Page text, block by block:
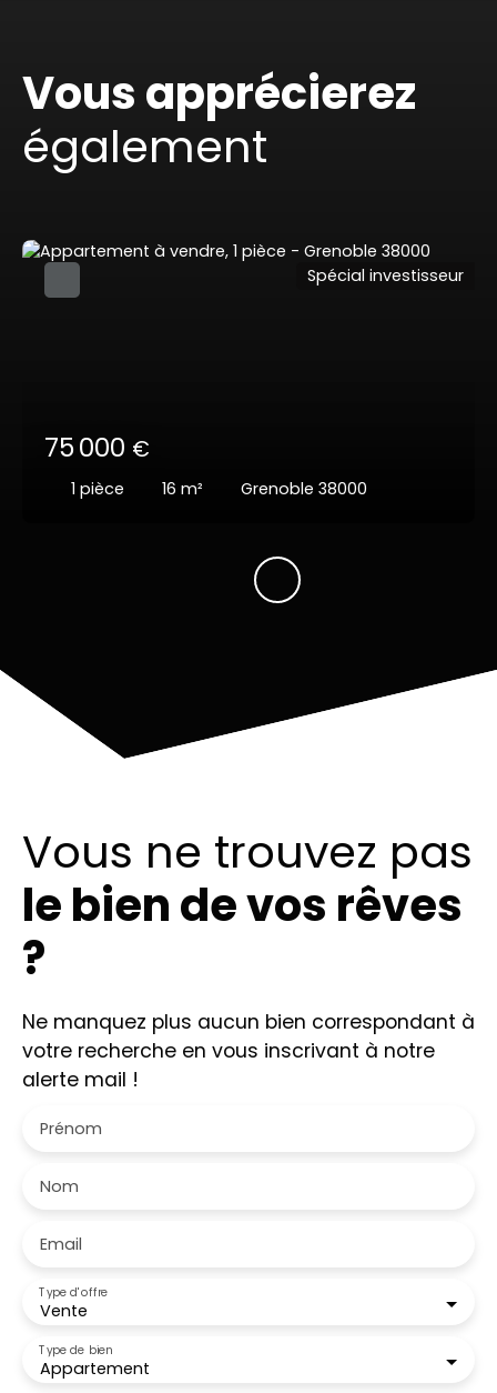
Vous apprécierez
également
75 000 €
1 pièce 16 m² Grenoble 38000
Spécial investisseur
Vous ne trouvez pas
le bien de vos rêves
?
Ne manquez plus aucun bien correspondant à
votre recherche en vous inscrivant à notre
alerte mail !
Prénom
Nom
Email
Vente
Type d'offre
Appartement
Type de bien